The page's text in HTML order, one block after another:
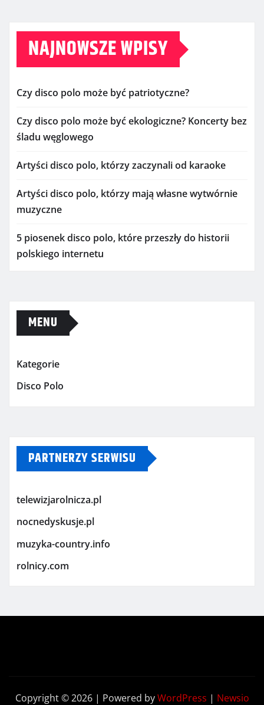
NAJNOWSZE WPISY
Czy disco polo może być patriotyczne?
Czy disco polo może być ekologiczne? Koncerty bez
śladu węglowego
Artyści disco polo, którzy zaczynali od karaoke
Artyści disco polo, którzy mają własne wytwórnie
muzyczne
5 piosenek disco polo, które przeszły do historii
polskiego internetu
MENU
Kategorie
Disco Polo
PARTNERZY SERWISU
telewizjarolnicza.pl
nocnedyskusje.pl
muzyka-country.info
rolnicy.com
Copyright © 2026 | Powered byWordPress | Newsio